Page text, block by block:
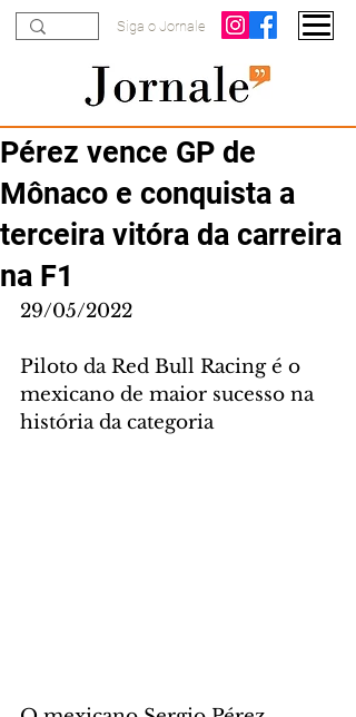
Siga o Jornale
Pérez vence GP de
Mônaco e conquista a
terceira vitóra da carreira
na F1
29/05/2022
Piloto da Red Bull Racing é o
mexicano de maior sucesso na
história da categoria